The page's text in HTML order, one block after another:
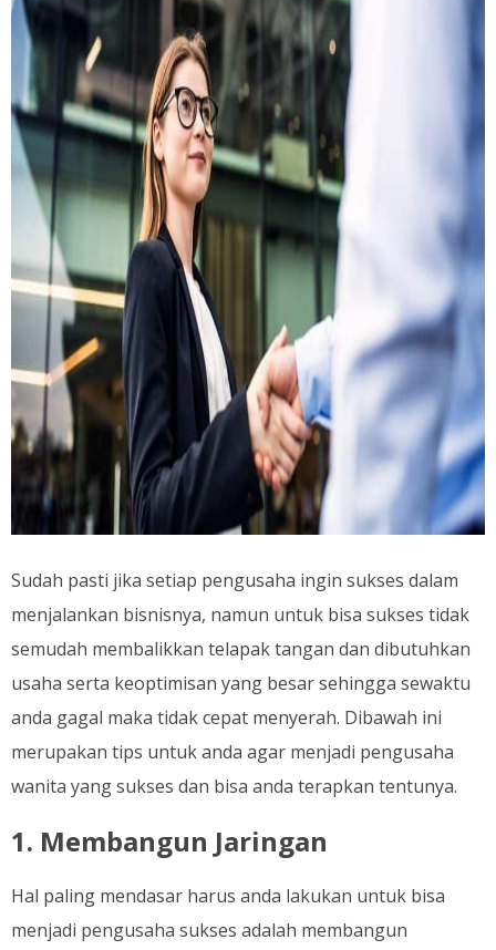
Sudah pasti jika setiap pengusaha ingin sukses dalam
menjalankan bisnisnya, namun untuk bisa sukses tidak
semudah membalikkan telapak tangan dan dibutuhkan
usaha serta keoptimisan yang besar sehingga sewaktu
anda gagal maka tidak cepat menyerah. Dibawah ini
merupakan tips untuk anda agar menjadi pengusaha
wanita yang sukses dan bisa anda terapkan tentunya.
1. Membangun Jaringan
Hal paling mendasar harus anda lakukan untuk bisa
menjadi pengusaha sukses adalah membangun